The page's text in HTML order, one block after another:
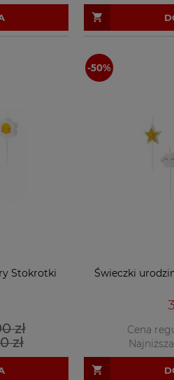
Stokrotki
zł
zł
Świeczki
Cena